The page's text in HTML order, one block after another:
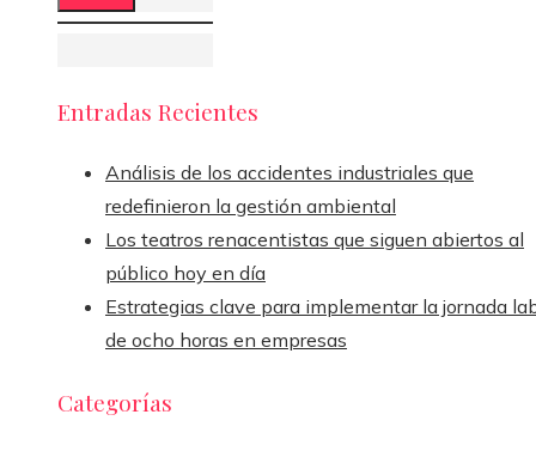
Entradas Recientes
Análisis de los accidentes industriales que
redefinieron la gestión ambiental
Los teatros renacentistas que siguen abiertos al
público hoy en día
Estrategias clave para implementar la jornada
de ocho horas en empresas
Categorías